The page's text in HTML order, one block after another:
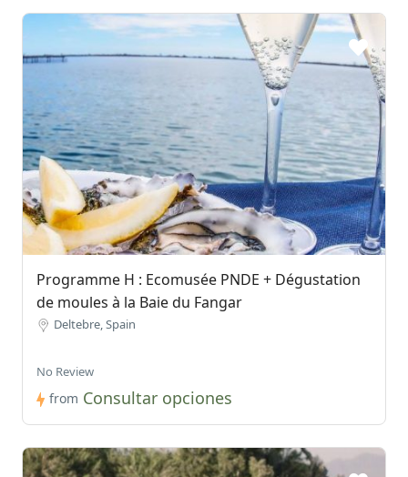
Programme H : Ecomusée PNDE + Dégustation
de moules à la Baie du Fangar
Deltebre, Spain
No Review
from Consultar opciones